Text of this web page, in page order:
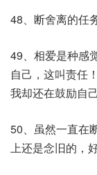
48、断舍离的任
49、相爱是种感
自己，这叫责任
我却还在鼓励自
50、虽然一直在
上还是念旧的，